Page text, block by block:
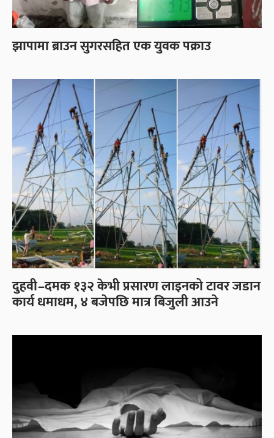
झापामा ब्राउन सुगरसहित एक युवक पक्राउ
दुहवी–दमक १३२ केभी प्रसारण लाइनको टावर जडान
कार्य धमाधम, ४ बजेपछि मात्र बिजुली आउने